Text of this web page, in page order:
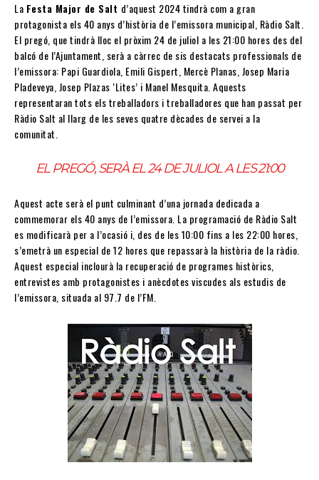
La Festa Major de Salt d’aquest 2024 tindrà com a gran
protagonista els 40 anys d’història de l’emissora municipal, Ràdio Salt.
El pregó, que tindrà lloc el pròxim 24 de juliol a les 21:00 hores des del
balcó de l’Ajuntament, serà a càrrec de sis destacats professionals de
l’emissora: Papi Guardiola, Emili Gispert, Mercè Planas, Josep Maria
Pladeveya, Josep Plazas ‘Lites’ i Manel Mesquita. Aquests
representaran tots els treballadors i treballadores que han passat per
Ràdio Salt al llarg de les seves quatre dècades de servei a la
comunitat.
EL PREGÓ, SERÀ EL 24 DE JULIOL A LES 21:00
Aquest acte serà el punt culminant d’una jornada dedicada a
commemorar els 40 anys de l’emissora. La programació de Ràdio Salt
es modificarà per a l’ocasió i, des de les 10:00 fins a les 22:00 hores,
s’emetrà un especial de 12 hores que repassarà la història de la ràdio.
Aquest especial inclourà la recuperació de programes històrics,
entrevistes amb protagonistes i anècdotes viscudes als estudis de
l’emissora, situada al 97.7 de l’FM.